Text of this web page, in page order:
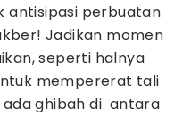
antisipasi perbuatan
Jadikan momen
seperti halnya
mempererat tali
ada ghibah di antara